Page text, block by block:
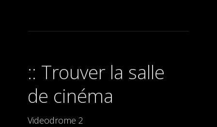
Trouver la salle
de cinéma
Videodrome 2